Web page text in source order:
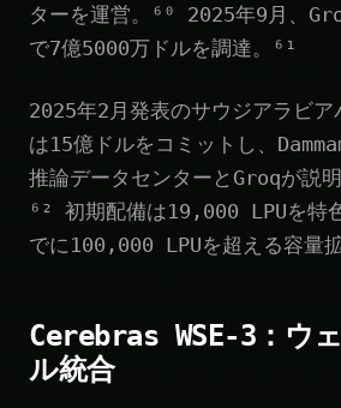
ターを運営。⁶⁰ 2025年9月、
で7億5000万ドルを調達。⁶¹
2025年2月発表のサウジアラビア
は15億ドルをコミットし、
推論データセンターとGroqが説
⁶² 初期配備は19,000 LPUを特
でに100,000 LPUを超える容量
Cerebras WSE-3：ウ
ル統合